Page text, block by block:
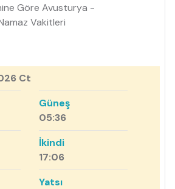
Göre Avusturya -
Vakitleri
Ct
Güneş
05:36
İkindi
17:06
Yatsı